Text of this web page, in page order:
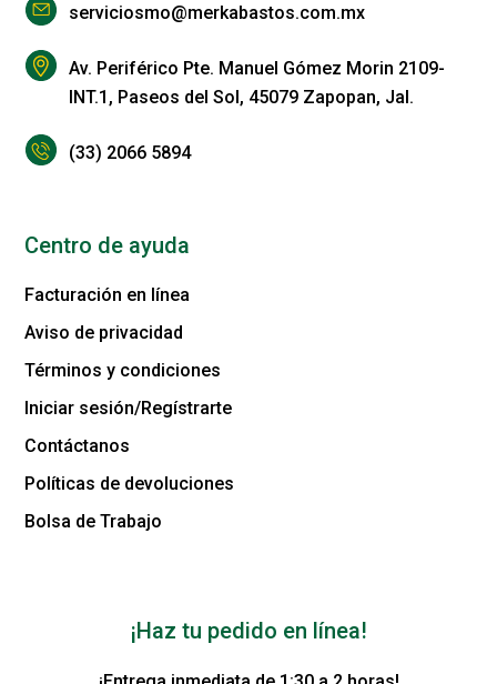
serviciosmo@merkabastos.com.mx
Av. Periférico Pte. Manuel Gómez Morin 2109-
INT.1, Paseos del Sol, 45079 Zapopan, Jal.
(33) 2066 5894
Centro de ayuda
Facturación en línea
Aviso de privacidad
Términos y condiciones
Iniciar sesión/Regístrarte
Contáctanos
Políticas de devoluciones
Bolsa de Trabajo
¡Haz tu pedido en línea!